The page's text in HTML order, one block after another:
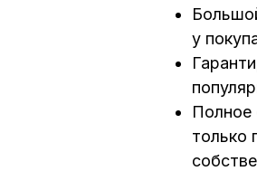
у
Полное
только